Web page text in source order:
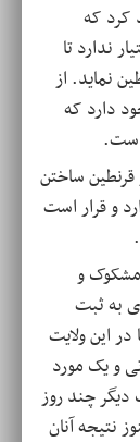
کرد که
ندارد تا
و قرنطین نماید. از
معتاد وجود دارد که
.
ساختن
وجود دارد و قرار است
.
مشکوک و
به ثبت
این ولایت
و یک مورد
10 فرد مشکوک دیگر چند روز
نتیجه آنان